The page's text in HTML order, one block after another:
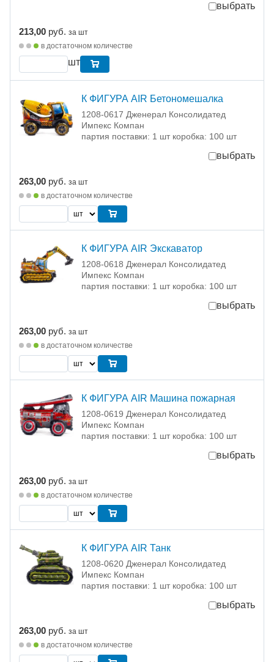
выбрать
213,00 руб. за шт
в достаточном количестве
шт
К ФИГУРА AIR Бетономешалка
1208-0617 Дженерал Консолидатед
Импекс Компан
партия поставки: 1 шт коробка: 100 шт
выбрать
263,00 руб. за шт
в достаточном количестве
К ФИГУРА AIR Экскаватор
1208-0618 Дженерал Консолидатед
Импекс Компан
партия поставки: 1 шт коробка: 100 шт
выбрать
263,00 руб. за шт
в достаточном количестве
К ФИГУРА AIR Машина пожарная
1208-0619 Дженерал Консолидатед
Импекс Компан
партия поставки: 1 шт коробка: 100 шт
выбрать
263,00 руб. за шт
в достаточном количестве
К ФИГУРА AIR Танк
1208-0620 Дженерал Консолидатед
Импекс Компан
партия поставки: 1 шт коробка: 100 шт
выбрать
263,00 руб. за шт
в достаточном количестве